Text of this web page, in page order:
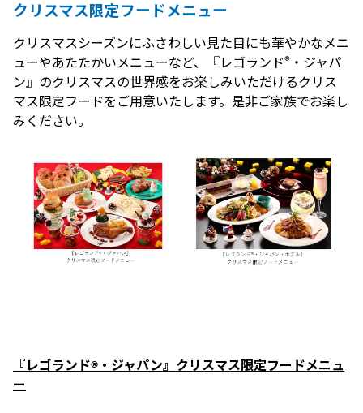
クリスマス限定フードメニュー
クリスマスシーズンにふさわしい見た目にも華やかなメニ
ューやあたたかいメニューなど、『レゴランド® ・ジャパ
ン』のクリスマスの世界感をお楽しみいただけるクリス
マス限定フードをご用意いたします。是非ご家族でお楽し
みください。
『レゴランド®・ジャパン』クリスマス限定フードメニュ
ー